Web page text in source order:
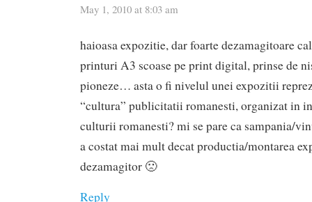
May 1, 2010 at 8:03 am
haioasa expozitie, dar foarte dezamagitoare
printuri A3 scoase pe print digital, prinse de
pioneze… asta o fi nivelul unei expozitii
“cultura” publicitatii romanesti, organizat in
culturii romanesti? mi se pare ca sampania/
a costat mai mult decat productia/montarea
dezamagitor 🙁
Reply